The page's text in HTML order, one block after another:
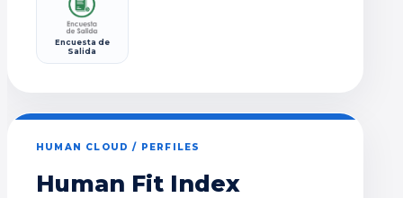
Encuesta de
Salida
HUMAN CLOUD / PERFILES
Human Fit Index